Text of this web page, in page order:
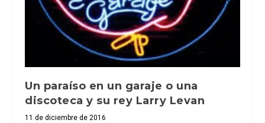
Un paraíso en un garaje o una
discoteca y su rey Larry Levan
11 de diciembre de 2016